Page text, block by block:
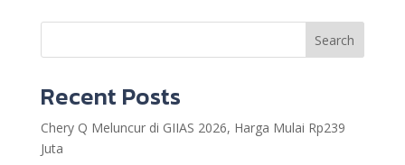
Search
Recent Posts
Chery Q Meluncur di GIIAS 2026, Harga Mulai Rp239
Juta